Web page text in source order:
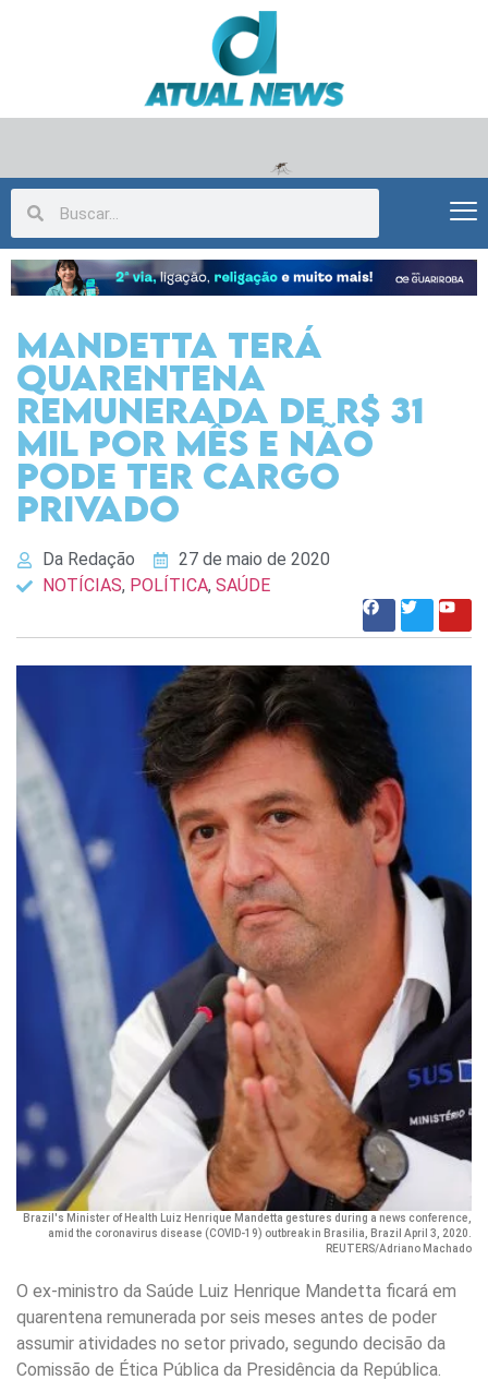
Mandetta terá
quarentena
remunerada de R$ 31
mil por mês e não
pode ter cargo
privado
Da Redação
27 de maio de 2020
NOTÍCIAS, POLÍTICA, SAÚDE
Brazil's Minister of Health Luiz Henrique Mandetta gestures during a news conference,
amid the coronavirus disease (COVID-19) outbreak in Brasilia, Brazil April 3, 2020.
REUTERS/Adriano Machado
O ex-ministro da Saúde Luiz Henrique Mandetta ficará em
quarentena remunerada por seis meses antes de poder
assumir atividades no setor privado, segundo decisão da
Comissão de Ética Pública da Presidência da República.